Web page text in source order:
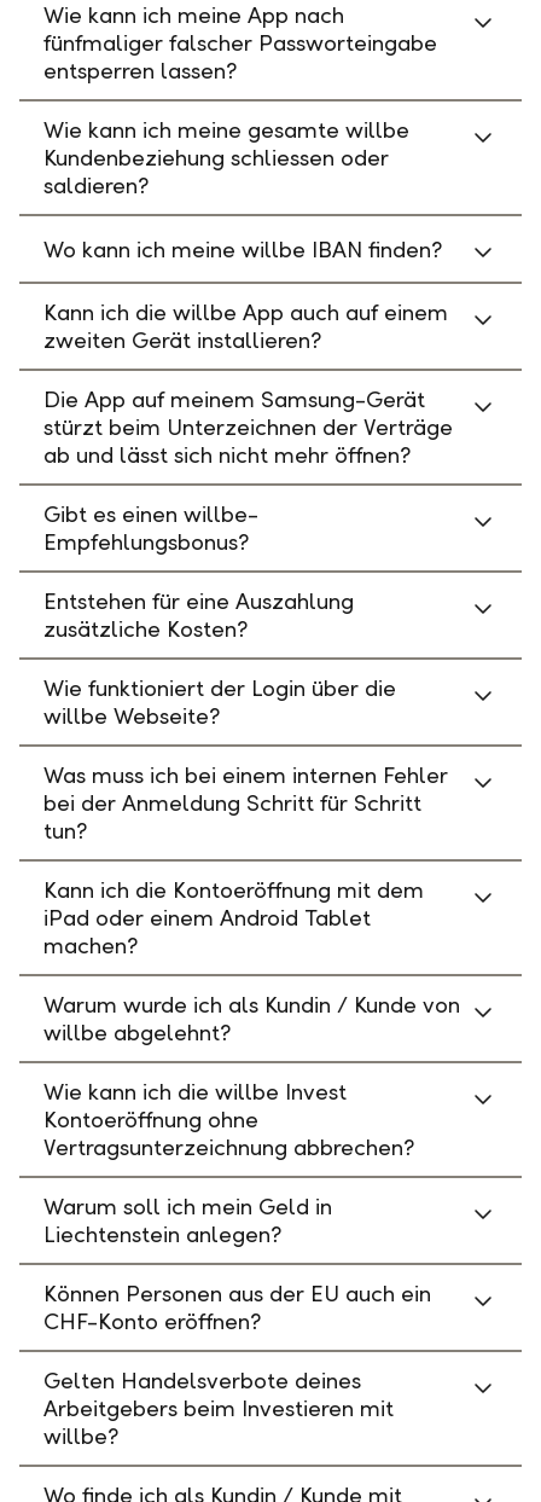
Wie kann ich meine App nach
fünfmaliger falscher Passworteingabe
entsperren lassen?
Wie kann ich meine gesamte willbe
Kundenbeziehung schliessen oder
saldieren?
Wo kann ich meine willbe IBAN finden?
Kann ich die willbe App auch auf einem
zweiten Gerät installieren?
Die App auf meinem Samsung-Gerät
stürzt beim Unterzeichnen der Verträge
ab und lässt sich nicht mehr öffnen?
Gibt es einen willbe-
Empfehlungsbonus?
Entstehen für eine Auszahlung
zusätzliche Kosten?
Wie funktioniert der Login über die
willbe Webseite?
Was muss ich bei einem internen Fehler
bei der Anmeldung Schritt für Schritt
tun?
Kann ich die Kontoeröffnung mit dem
iPad oder einem Android Tablet
machen?
Warum wurde ich als Kundin / Kunde von
willbe abgelehnt?
Wie kann ich die willbe Invest
Kontoeröffnung ohne
Vertragsunterzeichnung abbrechen?
Warum soll ich mein Geld in
Liechtenstein anlegen?
Können Personen aus der EU auch ein
CHF-Konto eröffnen?
Gelten Handelsverbote deines
Arbeitgebers beim Investieren mit
willbe?
Wo finde ich als Kundin / Kunde mit